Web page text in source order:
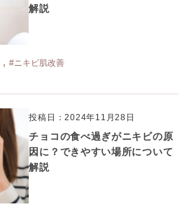
解説
, #ニキビ肌改善
投稿日：2024年11月28日
チョコの食べ過ぎがニキビの原
因に？できやすい場所について
解説